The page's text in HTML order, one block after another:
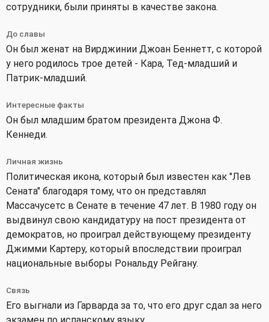
сотрудники, были приняты в качестве закона.
До славы
Он был женат на Вирджинии Джоан Беннетт, с которой
у него родилось трое детей - Кара, Тед-младший и
Патрик-младший.
Интересные факты
Он был младшим братом президента Джона Ф.
Кеннеди.
Личная жизнь
Политическая икона, который был известен как "Лев
Сената" благодаря тому, что он представлял
Массачусетс в Сенате в течение 47 лет. В 1980 году он
выдвинул свою кандидатуру на пост президента от
демократов, но проиграл действующему президенту
Джимми Картеру, который впоследствии проиграл
национальные выборы Рональду Рейгану.
Связь
Его выгнали из Гарварда за то, что его друг сдал за него